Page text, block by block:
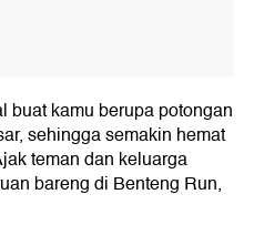
buat kamu berupa potongan
sehingga semakin hemat
teman dan keluarga
bareng di Benteng Run,